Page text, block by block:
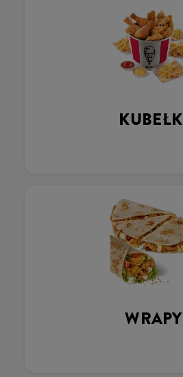
WRAPY